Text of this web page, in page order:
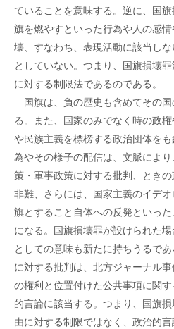
ていることを意味する。逆に、国
旗を燃やすといった行為や人の感
壊、すなわち、表現活動に該当し
としていない。つまり、国旗損壊
に対する制限法であるのである。
国旗は、負の歴史も含めてその
る。また、国家のみでなく時の政
や民族主義を標榜する政治団体を
為やその様子の配信は、文脈によ
策・軍事政策に対する批判、とき
非難、さらには、国家主義のイデ
旗とすること自体への反発といっ
になる。国旗損壊罪が設けられた
としての意味も新たに持ちうるで
に対する批判は、北方ジャーナル
の権利と位置付けた公共事項に関
的言論に該当する。つまり、国旗
由に対する制限ではなく、政治的